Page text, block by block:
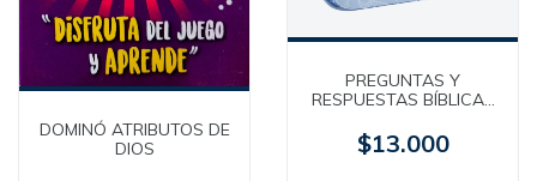
DOMINÓ ATRIBUTOS DE
DIOS
PREGUNTAS Y
RESPUESTAS BÍBLICAS
de la Biblia [Caja
Metálica]
$13.000